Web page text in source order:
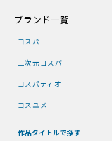
ブランド一覧
コスパ
二次元コスパ
コスパティオ
コスユメ
作品タイトルで探す